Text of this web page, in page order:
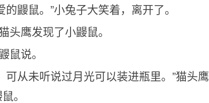
鼹鼠。”小兔子大笑着，离开了。
头鹰发现了小鼹鼠。
鼠说。
可从未听说过月光可以装进瓶里。”猫头鹰
。